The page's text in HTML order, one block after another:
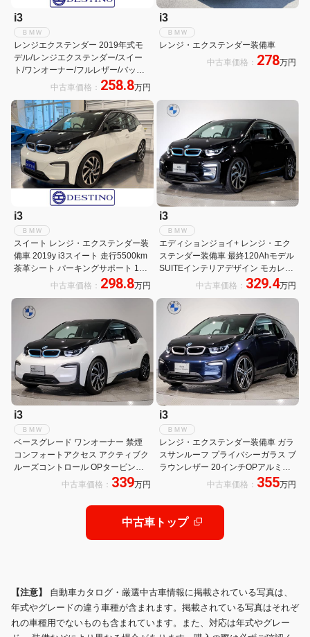
i3
ＢＭＷ
レンジエクステンダー 2019年式モ
デル/レンジエクステンダー/スイー
ト/ワンオーナー/フルレザー/バック
カメラ/ETC2.0車載器
中古車価格： 258.8万円
i3
ＢＭＷ
レンジ・エクステンダー装備車
中古車価格： 278万円
i3
ＢＭＷ
スイート レンジ・エクステンダー装
備車 2019y i3スイート 走行5500km
茶革シート パーキングサポート 19
インチAW ETC 純正ナビ&バックモ
中古車価格： 298.8万円
i3
ＢＭＷ
エディションジョイ+ レンジ・エク
ステンダー装備車 最終120Ahモデル
SUITEインテリアデザイン モカレザ
ーS プラスPKG harman/kardon パー
ト+ 19タービンスタイリングAW シ
ートヒーター
中古車価格： 329.4万円
i3
ＢＭＷ
ベースグレード ワンオーナー 禁煙
コンフォートアクセス アクティブク
ルーズコントロール OPタービン
19AW ドライビングアシストプラス
パーキングアシスト リアカメラ コン
フォートPKG オートAC ミラーETC
中古車価格： 339万円
i3
ＢＭＷ
レンジ・エクステンダー装備車 ガラ
スサンルーフ プライバシーガラス ブ
ラウンレザー 20インチOPアルミホ
イール シートヒーター パーキングア
シスト LEDヘッドライト アクティブ
クルーズコントロール ドライビング
アシストプラス
中古車価格： 355万円
中古車トップ
【注意】 自動車カタログ・厳選中古車情報に掲載されている写真は、
年式やグレードの違う車種が含まれます。掲載されている写真はそれぞ
れの車種用でないものも含まれています。また、対応は年式やグレー